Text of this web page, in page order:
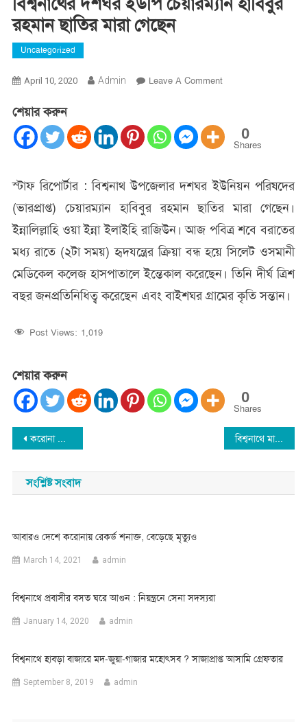
রহমান ছাতির মারা গেছেন
Uncategorized
April 10, 2020 Admin Leave A CommentOn
ইউপি
চেয়ারম্যান
ছাতির
মারা
গেছেন
শেয়ার করুন
0
Shares
স্টাফ রিপোর্টার : বিশ্বনাথ উপজেলার দশঘর ইউনিয়ন পরিষদের
(ভারপ্রাপ্ত) চেয়ারম্যান হাবিবুর রহমান ছাতির মারা গেছেন।
ইন্নালিল্লাহি ওয়া ইন্না ইলাইহি রাজিউন। আজ পবিত্র শবে বরাতের
মধ্য রাতে (২টা সময়) হৃদযন্ত্রের ক্রিয়া বন্ধ হয়ে সিলেট ওসমানী
মেডিকেল কলেজ হাসপাতালে ইন্তেকাল করেছেন। তিনি দীর্ঘ ত্রিশ
বছর জনপ্রতিনিধিত্ব করেছেন এবং বাইশঘর গ্রামের কৃতি সন্তান।
Post Views: 1,019
শেয়ার করুন
0
Shares
Post
navigation
করোনা ভাইরাস প্রতিরোধে মাঠ কর্মচারিদের প্রশিক্ষণ জরুরী বিশ্বনাথে মাদরাসা ছাত্র খুনের রহস্য উদঘাটন
সংশ্লিষ্ট সংবাদ
আবারও দেশে করোনায় রেকর্ড শনাক্ত, বেড়েছে মৃত্যুও
March 14, 2021 admin
বিশ্বনাথে প্রবাসীর বসত ঘরে আগুন : নিয়ন্ত্রনে সেনা সদস্যরা
January 14, 2020 admin
বিশ্বনাথে হাবড়া বাজারে মদ-জুয়া-গাজার মহোৎসব ? সাজাপ্রাপ্ত আসামি গ্রেফতার
September 8, 2019 admin